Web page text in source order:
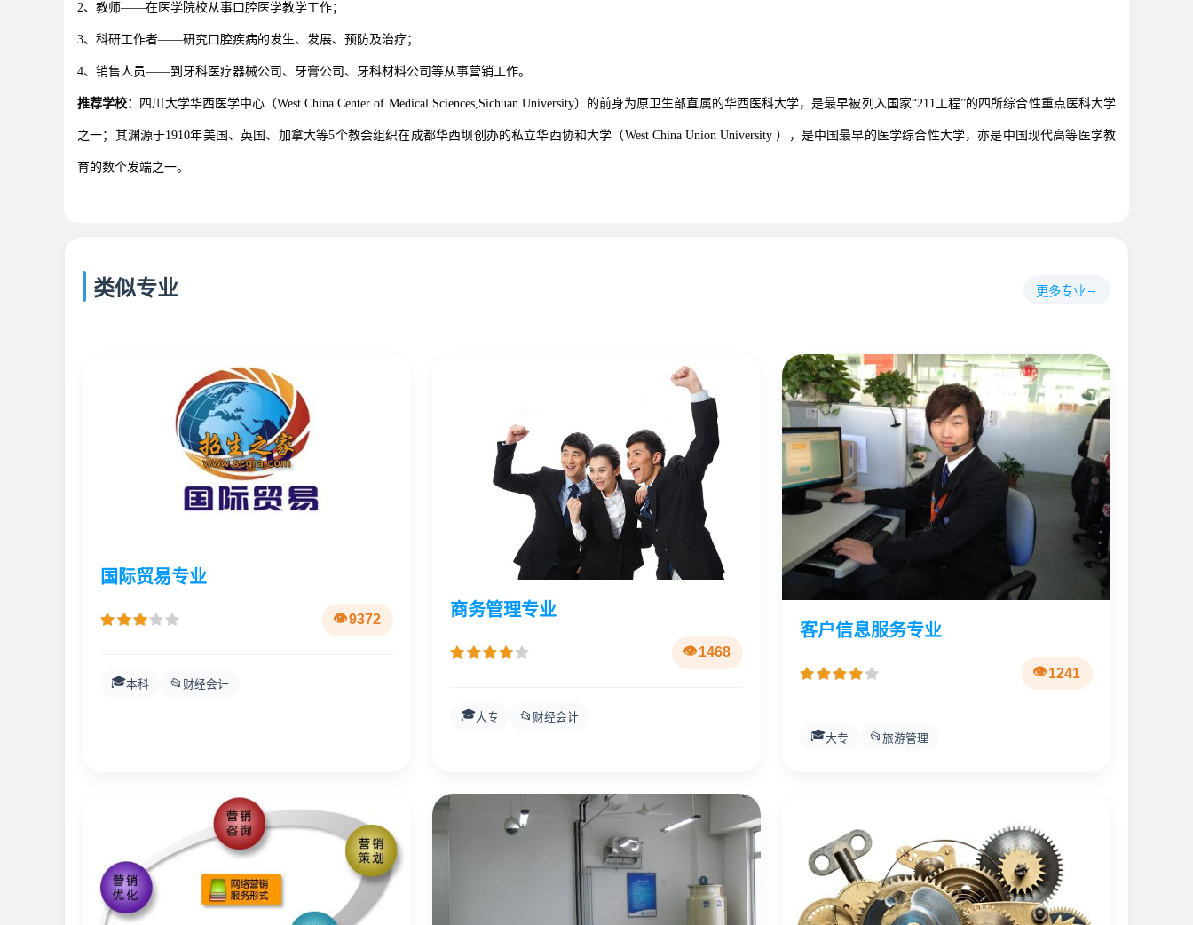
2、教师——在医学院校从事口腔医学教学工作；
3、科研工作者——研究口腔疾病的发生、发展、预防及治疗；
4、销售人员——到牙科医疗器械公司、牙膏公司、牙科材料公司等从事营销工作。
推荐学校： 四川大学华西医学中心（West China Center of Medical Sciences,Sichuan University）的前身为原卫生部直属的华西医科大学，是最早被列入国家“211工程”的四所综合性重点医科大学
之一；其渊源于1910年美国、英国、加拿大等5个教会组织在成都华西坝创办的私立华西协和大学（West China Union University ），是中国最早的医学综合性大学，亦是中国现代高等医学教
育的数个发端之一。
类似专业 更多专业
国际贸易专业
9372
🎓本科 📂 财经会计
商务管理专业
1468
🎓大专 📂 财经会计
客户信息服务专业
1241
🎓大专 📂 旅游管理